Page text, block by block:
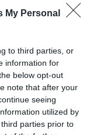
My Personal
to third parties, or
information for
below opt-out
note that after your
seeing
utilized by
parties prior to
en salud pública
profesión
contribuir a que la
real de la labor